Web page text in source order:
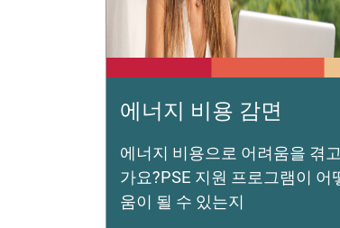
에너지 비용 감면
에너지 비용으로 어려움을 겪
가요?PSE 지원 프로그램이 어
움이 될 수 있는지